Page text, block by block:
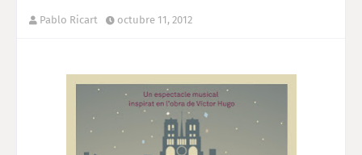
Pablo Ricart octubre 11, 2012